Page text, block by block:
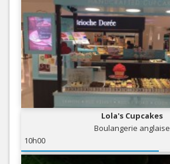
Lola's Cupcakes
Boulangerie anglaise
10h00